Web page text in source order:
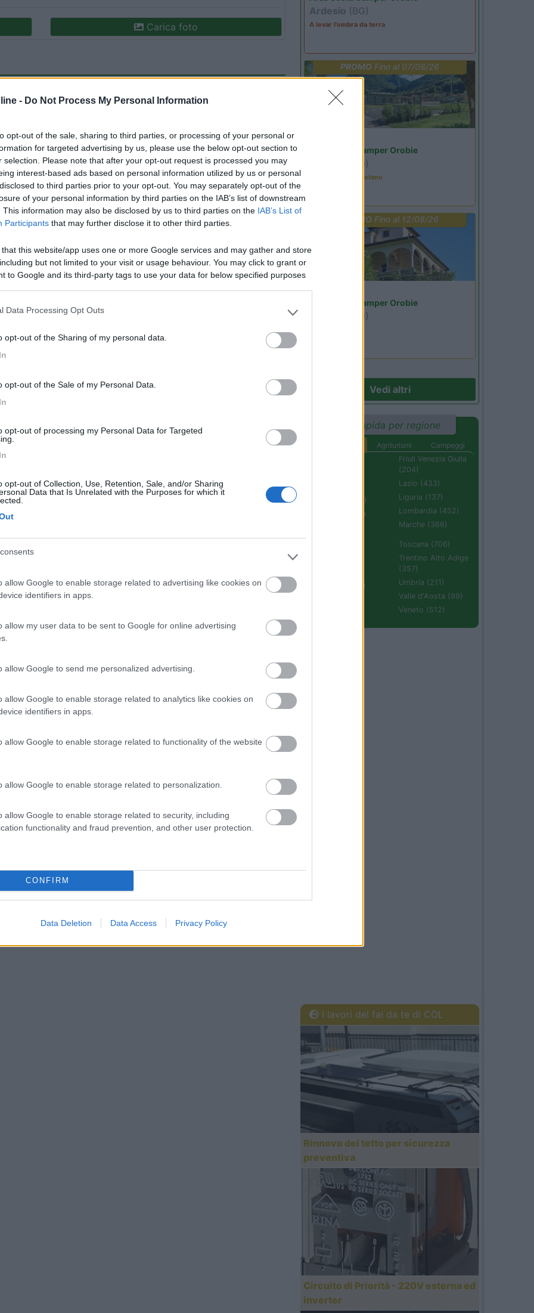
- Do Not Process My Personal Information
opt-out of the sale, sharing to third parties, or processing of your personal or
for targeted advertising by us, please use the below opt-out section to
selection. Please note that after your opt-out request is processed you may
interest-based ads based on personal information utilized by us or personal
to third parties prior to your opt-out. You may separately opt-out of the
of your personal information by third parties on the IAB’s list of downstream
This information may also be disclosed by us to third parties on the IAB’s List of
Participants that may further disclose it to other third parties.
that this website/app uses one or more Google services and may gather and store
but not limited to your visit or usage behaviour. You may click to grant or
to Google and its third-party tags to use your data for below specified purposes
Data Processing Opt Outs
opt-out of the Sharing of my personal data.
opt-out of the Sale of my Personal Data.
opt-out of processing my Personal Data for Targeted
opt-out of Collection, Use, Retention, Sale, and/or Sharing
Data that Is Unrelated with the Purposes for which it
allow Google to enable storage related to advertising like cookies on
identifiers in apps.
allow my user data to be sent to Google for online advertising
allow Google to send me personalized advertising.
allow Google to enable storage related to analytics like cookies on
identifiers in apps.
allow Google to enable storage related to functionality of the website
allow Google to enable storage related to personalization.
allow Google to enable storage related to security, including
functionality and fraud prevention, and other user protection.
CONFIRM
Data Deletion Data Access Privacy Policy
Carica foto
(1) Posizione (1) Prezzo (1)
Punto ristoro (1)
04/10/2023 14:01
familiare, ristorante ottimo con pesce
terrazza, docce, WC, elettricità, acqua, a 15 euro a
illuminata per uso anche notturno a 5 euro, biliardo. Vista
Montenegro e a pochi km (un'ora a piedi) le spiagge di
strettina e asfaltata, anche se non perfetta si riesce
la pena.
Gestione Posizione Prezzo Punto ristoro
Ardesio (BG)
A levar l'ombra da terra
PROMOFino al 07/08/26
Area Sosta Camper Orobie
(BG)
Tributo a Rino Gaetano
PROMO Fino al 12/08/26
Area Sosta Camper Orobie
(BG)
Vedi altri
Ricerca rapida per regione
Agriturismi
Campeggi
Campania (236)
Emilia Romagna
Friuli Venezia Giulia
(204)
Lazio (433)
Liguria (137)
Lombardia (452)
Marche (366)
Sardegna (336)
Toscana (706)
Trentino Alto Adige
(357)
Umbria (211)
Valle d'Aosta (99)
Veneto (512)
I lavori del fai da te di COL
Rinnovo del tetto per sicurezza
preventiva
Circuito di Priorità - 220V esterna ed
inverter